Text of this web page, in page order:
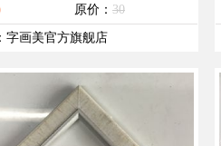
原价： 30
： 字画美官方旗舰店